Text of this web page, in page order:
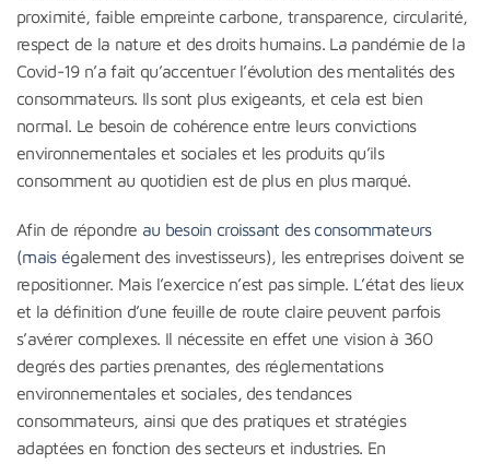
proximité, faible empreinte carbone, transparence, circularité,
respect de la nature et des droits humains. La pandémie de la
Covid-19 n’a fait qu’accentuer l’évolution des mentalités des
consommateurs. Ils sont plus exigeants, et cela est bien
normal. Le besoin de cohérence entre leurs convictions
environnementales et sociales et les produits qu’ils
consomment au quotidien est de plus en plus marqué.
Afin de répondre au besoin croissant des consommateurs
(mais également des investisseurs), les entreprises doivent se
repositionner. Mais l’exercice n’est pas simple. L’état des lieux
et la définition d’une feuille de route claire peuvent parfois
s’avérer complexes. Il nécessite en effet une vision à 360
degrés des parties prenantes, des réglementations
environnementales et sociales, des tendances
consommateurs, ainsi que des pratiques et stratégies
adaptées en fonction des secteurs et industries. En